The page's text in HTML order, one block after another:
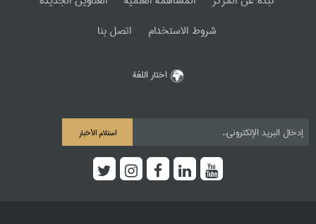
شروط الاستخدام
اتصل بنا
اختار اللغة
استلام الأخبار